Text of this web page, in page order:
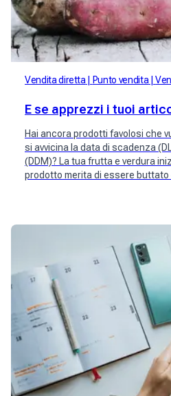
Vendita diretta Punto vendita
E se apprezzi i tuoi
Hai ancora prodotti favolosi che
si avvicina la data di scadenza
(DDM)? La tua frutta e verdura
prodotto merita di essere